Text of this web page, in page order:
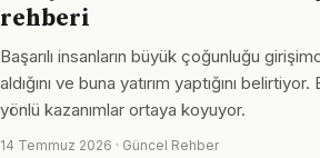
rehberi
Başarılı insanların büyük çoğunluğu
aldığını ve buna yatırım yaptığını
yönlü kazanımlar ortaya koyuyor.
14 Temmuz 2026 · Güncel Rehber